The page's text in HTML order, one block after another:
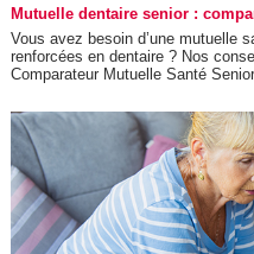
Mutuelle dentaire senior :
Vous avez besoin d’une mutuelle
renforcées en dentaire ? Nos
Comparateur Mutuelle Santé